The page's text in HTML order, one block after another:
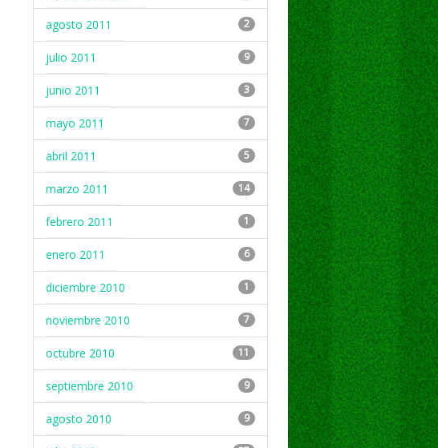
agosto 2011 2
julio 2011 9
junio 2011 3
mayo 2011 7
abril 2011 5
marzo 2011 14
febrero 2011 1
enero 2011 6
diciembre 2010 1
noviembre 2010 7
octubre 2010 11
septiembre 2010 9
agosto 2010 9